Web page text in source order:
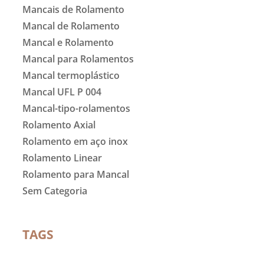
Mancais de Rolamento
Mancal de Rolamento
Mancal e Rolamento
Mancal para Rolamentos
Mancal termoplástico
Mancal UFL P 004
Mancal-tipo-rolamentos
Rolamento Axial
Rolamento em aço inox
Rolamento Linear
Rolamento para Mancal
Sem Categoria
TAGS